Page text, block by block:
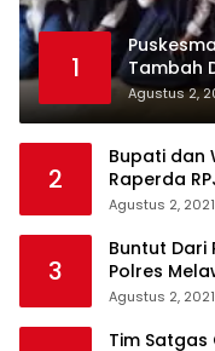
1
Tambah
Agustus 2,
2
Bupati dan
Raperda
Agustus 2, 2021
3
Buntut Dari
Polres
Agustus 2, 2021
Tim Satgas